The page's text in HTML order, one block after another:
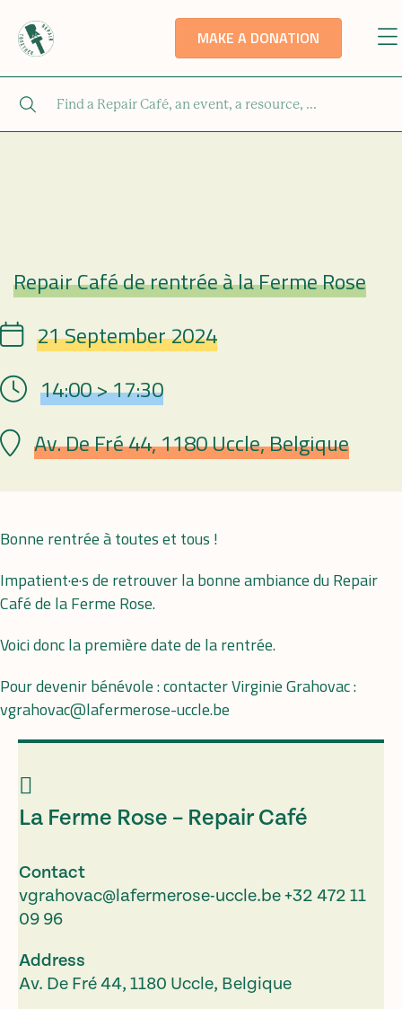
MAKE A DONATION
Repair Café
Repair Café de rentrée à la Ferme Rose
Date 21 September 2024
Hour 14:00 > 17:30
Lieu Av. De Fré 44, 1180 Uccle, Belgique
Bonne rentrée à toutes et tous !
Impatient·e·s de retrouver la bonne ambiance du Repair
Café de la Ferme Rose.
Voici donc la première date de la rentrée.
Pour devenir bénévole : contacter Virginie Grahovac :
vgrahovac@lafermerose-uccle.be
La Ferme Rose – Repair Café
Contact
vgrahovac@lafermerose-uccle.be+32 472 11
09 96
Address
Av. De Fré 44, 1180 Uccle, Belgique